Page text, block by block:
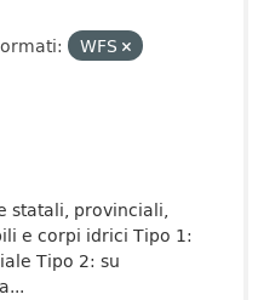
WFS
statali, provinciali,
e corpi idrici Tipo 1:
Tipo 2: su